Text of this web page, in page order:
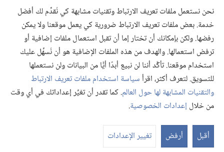
نحن نستعمل ملفات تعريف الارتباط وتقنيات مشابهة كي نُقدِّم لك أفضل
خدمة. بعض ملفات تعريف الارتباط ضرورية كي يعمل موقعنا ولا يمكن
رفضها. ولكن بإمكانك أن تختار إما أن تقبل استعمال ملفات إضافية أو
ترفض استعمالها. والهدف من هذه الملفات الإضافية هو أن نُسهِّل عليك
استخدام موقعنا. تأكَّد أننا لن نبيع أبدًا أيًّا من البيانات ولن نستعملها
للتسويق. لتعرف أكثر، اقرأسياسة استخدام ملفات تعريف الارتباط
والتقنيات المشابهة لها حول العالم. كما تقدر أن تغيِّر إعداداتك في أي وقت
من خلال إعدادات الخصوصية.
أقبل أرفض تغيير الإعدادات
(يفتح
نافذة
جديدة) تطبيق ®
JW Library
مكتبة برج المراقبة
© 2026 .Watch Tower Bible and Tract Society of Pennsylvania
شروط الاستخدام |